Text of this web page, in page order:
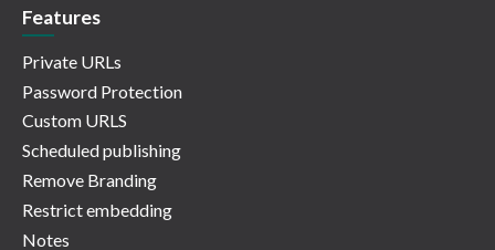
Features
Private URLs
Password Protection
Custom URLS
Scheduled publishing
Remove Branding
Restrict embedding
Notes